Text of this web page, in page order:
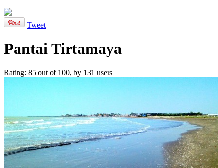
Tweet
Pantai Tirtamaya
Rating: 85 out of 100, by 131 users